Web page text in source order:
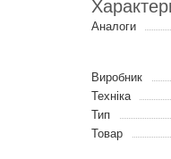
Аналоги
Виробник
Техніка
Тип
Товар